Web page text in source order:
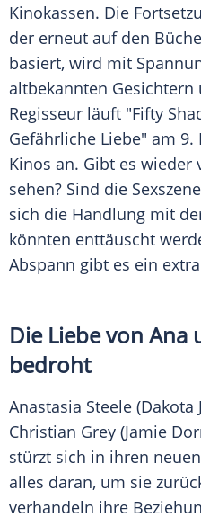
Kinokassen. Die
der erneut auf den
basiert, wird mit
altbekannten
Regisseur läuft "Fifty
Gefährliche Liebe" am
Kinos an. Gibt es wieder
sehen? Sind die
sich die Handlung mit
könnten enttäuscht
Abspann gibt es ein
Die Liebe von Ana
bedroht
Anastasia Steele (Dakota
Christian Grey (Jamie
stürzt sich in ihren
alles daran, um sie
verhandeln ihre